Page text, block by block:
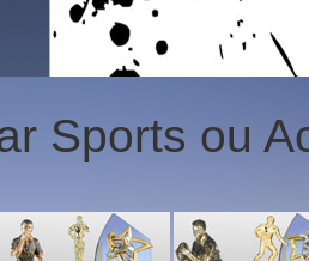
5 1
Sports ou